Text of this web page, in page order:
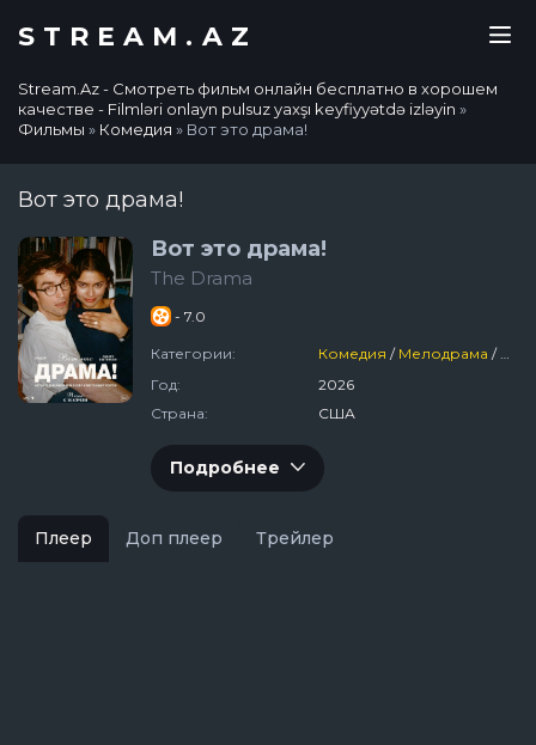
STREAM.AZ
Stream.Az - Смотреть фильм онлайн бесплатно в хорошем
качестве - Filmləri onlayn pulsuz yaxşı keyfiyyətdə izləyin »
Фильмы » Комедия » Вот это драма!
Вот это драма!
Вот это драма!
The Drama
- 7.0
Категории: Комедия / Мелодрама /
Год:
2026
Страна:
США
Подробнее
Плеер Доп плеер Трейлер